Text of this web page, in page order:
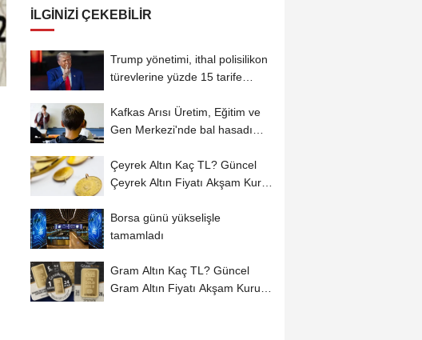
İLGINIZI ÇEKEBILIR
Trump yönetimi, ithal polisilikon
türevlerine yüzde 15 tarife
Kafkas Arısı Üretim, Eğitim ve
Gen Merkezi'nde bal hasadı
Çeyrek Altın Kaç TL? Güncel
Çeyrek Altın Fiyatı Akşam Kuru
Borsa günü yükselişle
tamamladı
Gram Altın Kaç TL? Güncel
Gram Altın Fiyatı Akşam Kuru